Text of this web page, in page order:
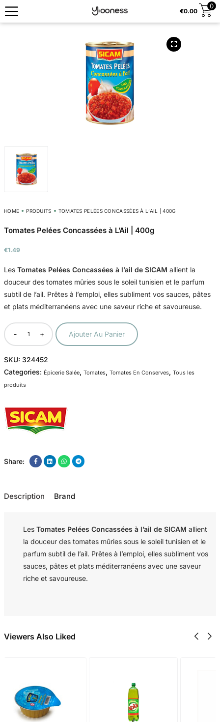
€0.00
0
HOME PRODUITS TOMATES PELÉES CONCASSÉES À L’AIL | 400G
Tomates Pelées Concassées à L’Ail | 400g
€1.49
Les Tomates Pelées Concassées à l’ail de SICAM allient la
douceur des tomates mûries sous le soleil tunisien et le parfum
subtil de l’ail. Prêtes à l’emploi, elles subliment vos sauces, pâtes
et plats méditerranéens avec une saveur riche et savoureuse.
- + Ajouter Au Panier
SKU: 324452
Categories: Épicerie Salée, Tomates, Tomates En Conserves, Tous les
produits
Share:
Description Brand
Les Tomates Pelées Concassées à l’ail de SICAM allient
la douceur des tomates mûries sous le soleil tunisien et le
parfum subtil de l’ail. Prêtes à l’emploi, elles subliment vos
sauces, pâtes et plats méditerranéens avec une saveur
riche et savoureuse.
Viewers Also Liked